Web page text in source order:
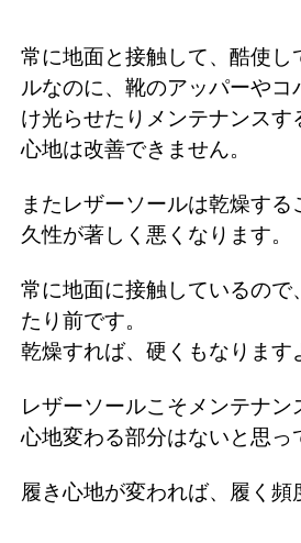
常に地面と接触して、酷使し
ルなのに、靴のアッパーやコ
け光らせたりメンテナンスす
心地は改善できません。
またレザーソールは乾燥す
久性が著しく悪くなります。
常に地面に接触しているので
たり前です。
乾燥すれば、硬くもなります
レザーソールこそメンテナン
心地変わる部分はないと思っ
履き心地が変われば、履く頻